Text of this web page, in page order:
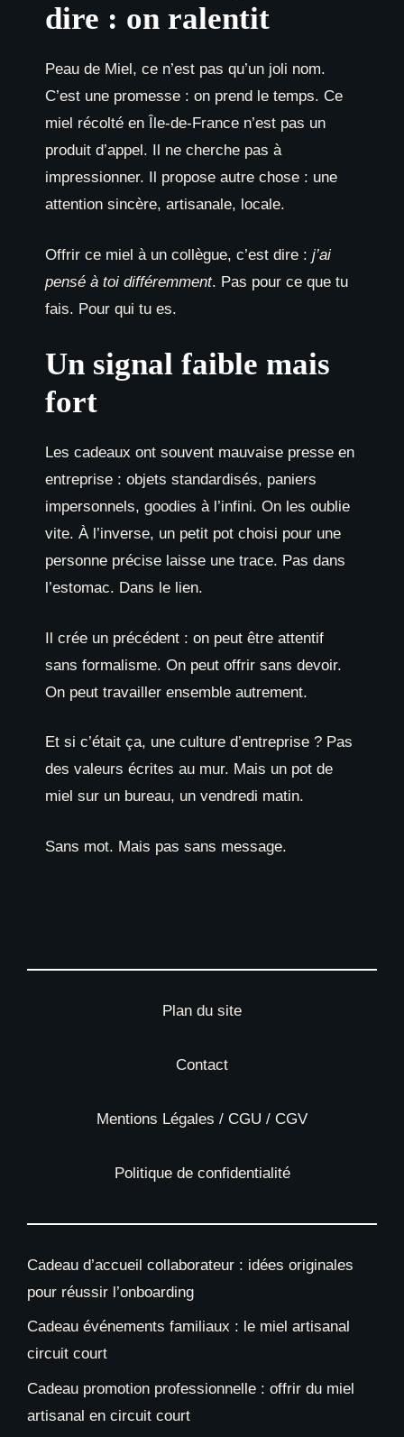
dire : on ralentit
Peau de Miel, ce n’est pas qu’un joli nom.
C’est une promesse : on prend le temps. Ce
miel récolté en Île-de-France n’est pas un
produit d’appel. Il ne cherche pas à
impressionner. Il propose autre chose : une
attention sincère, artisanale, locale.
Offrir ce miel à un collègue, c’est dire : j’ai
pensé à toi différemment. Pas pour ce que tu
fais. Pour qui tu es.
Un signal faible mais
fort
Les cadeaux ont souvent mauvaise presse en
entreprise : objets standardisés, paniers
impersonnels, goodies à l’infini. On les oublie
vite. À l’inverse, un petit pot choisi pour une
personne précise laisse une trace. Pas dans
l’estomac. Dans le lien.
Il crée un précédent : on peut être attentif
sans formalisme. On peut offrir sans devoir.
On peut travailler ensemble autrement.
Et si c’était ça, une culture d’entreprise ? Pas
des valeurs écrites au mur. Mais un pot de
miel sur un bureau, un vendredi matin.
Sans mot. Mais pas sans message.
Plan du site
Contact
Mentions Légales / CGU / CGV
Politique de confidentialité
Cadeau d’accueil collaborateur : idées originales
pour réussir l’onboarding
Cadeau événements familiaux : le miel artisanal
circuit court
Cadeau promotion professionnelle : offrir du miel
artisanal en circuit court